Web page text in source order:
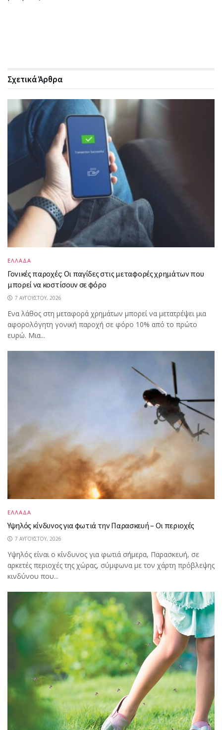
ΣχετικάΆρθρα
ΕΛΛΑΔΑ
Γονικές παροχές: Οι παγίδες στις μεταφορές χρημάτων που
μπορεί να κοστίσουν σε φόρο
7 ΑΥΓΟΎΣΤΟΥ, 2026
Ενα λάθος στη μεταφορά χρημάτων μπορεί να μετατρέψει μια
αφορολόγητη γονική παροχή σε φόρο 10% από το πρώτο
ευρώ. Μια...
ΕΛΛΑΔΑ
Υψηλός κίνδυνος για φωτιά την Παρασκευή – Οι περιοχές
7 ΑΥΓΟΎΣΤΟΥ, 2026
Υψηλός είναι ο κίνδυνος για φωτιά σήμερα, Παρασκευή, σε
αρκετές περιοχές της χώρας, σύμφωνα με τον χάρτη πρόβλεψης
κινδύνου που...